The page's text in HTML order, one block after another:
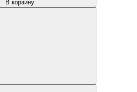
В корзину